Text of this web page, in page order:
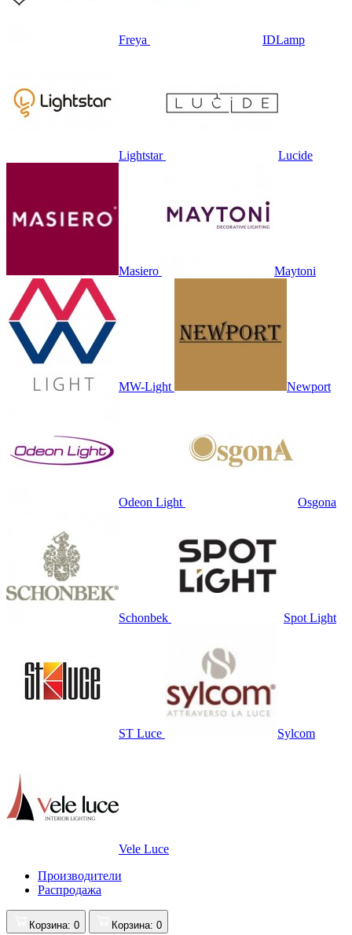
Freya IDLamp
Lightstar Lucide
Masiero Maytoni
MW-Light Newport
Odeon Light Osgona
Schonbek Spot Light
ST Luce Sylcom
Vele Luce
Производители
Распродажа
Корзина: 0 Корзина: 0